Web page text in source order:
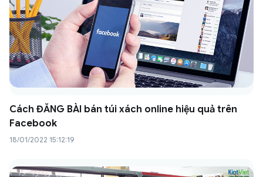
Cách ĐĂNG BÀI bán túi xách online hiệu quả trên
Facebook
18/01/2022 15:12:19